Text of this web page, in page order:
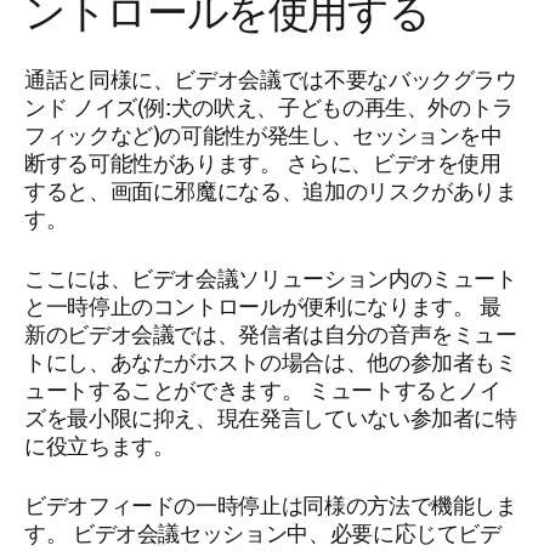
ントロールを使用する
通話と同様に、ビデオ会議では不要なバックグラウ
ンド ノイズ(例:犬の吠え、子どもの再生、外のトラ
フィックなど)の可能性が発生し、セッションを中
断する可能性があります。 さらに、ビデオを使用
すると、画面に邪魔になる、追加のリスクがありま
す。
ここには、ビデオ会議ソリューション内のミュート
と一時停止のコントロールが便利になります。 最
新のビデオ会議では、発信者は自分の音声をミュー
トにし、あなたがホストの場合は、他の参加者もミ
ュートすることができます。 ミュートするとノイ
ズを最小限に抑え、現在発言していない参加者に特
に役立ちます。
ビデオフィードの一時停止は同様の方法で機能しま
す。 ビデオ会議セッション中、必要に応じてビデ